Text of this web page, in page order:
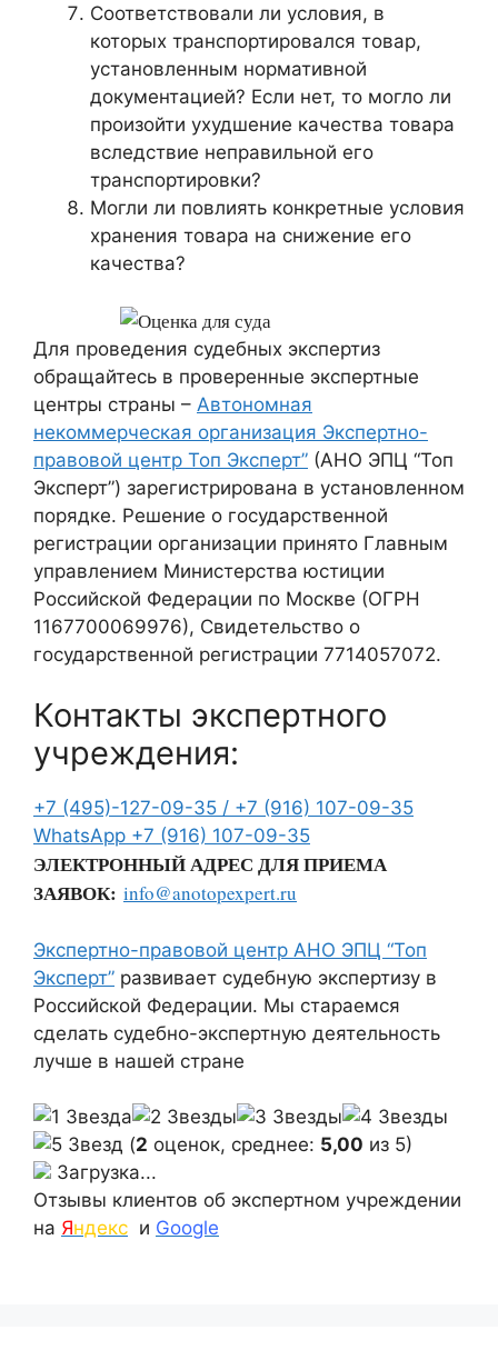
Соответствовали ли условия, в
которых транспортировался товар,
установленным нормативной
документацией? Если нет, то могло ли
произойти ухудшение качества товара
вследствие неправильной его
транспортировки?
Могли ли повлиять конкретные условия
хранения товара на снижение его
качества?
Для проведения судебных экспертиз
обращайтесь в проверенные экспертные
центры страны – Автономная
некоммерческая организация Экспертно-
правовой центр Топ Эксперт” (АНО ЭПЦ “Топ
Эксперт”) зарегистрирована в установленном
порядке. Решение о государственной
регистрации организации принято Главным
управлением Министерства юстиции
Российской Федерации по Москве (ОГРН
1167700069976), Свидетельство о
государственной регистрации 7714057072.
Контакты экспертного
учреждения:
+7 (495)-127-09-35 / +7 (916) 107-09-35
WhatsApp +7 (916) 107-09-35
ЭЛЕКТРОННЫЙ АДРЕС ДЛЯ ПРИЕМА
ЗАЯВОК: info@anotopexpert.ru
Экспертно-правовой центр АНО ЭПЦ “Топ
Эксперт” развивает судебную экспертизу в
Российской Федерации. Мы стараемся
сделать судебно-экспертную деятельность
лучше в нашей стране
(2 оценок, среднее: 5,00 из 5)
Загрузка...
Отзывы клиентов об экспертном учреждении
на Яндекс и Google